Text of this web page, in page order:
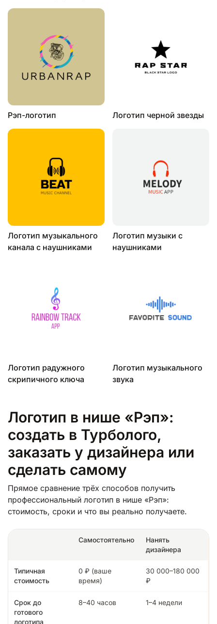
Рэп-логотип Логотип черной звезды
Логотип музыкального
канала с наушниками
Логотип музыки с
наушниками
Логотип радужного
скрипичного ключа
Логотип музыкального
звука
Логотип в нише «Рэп»:
создать в Турболого,
заказать у дизайнера или
сделать самому
Прямое сравнение трёх способов получить
профессиональный логотип в нише «Рэп»:
стоимость, сроки и что вы реально получаете.
Самостоятельно
Нанять
дизайнера
Типичная
стоимость
0 ₽ (ваше
время)
30 000–180 000
₽
Срок до
готового
логотипа
8–40 часов 1–4 недели